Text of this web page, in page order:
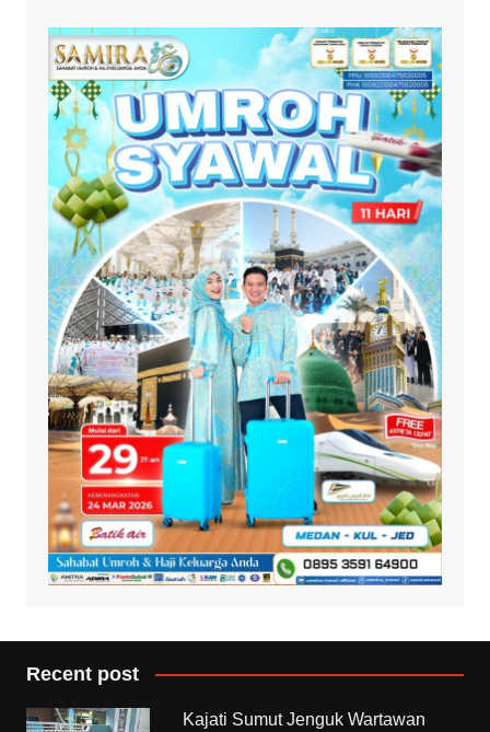
Recent post
Kajati Sumut Jenguk Wartawan